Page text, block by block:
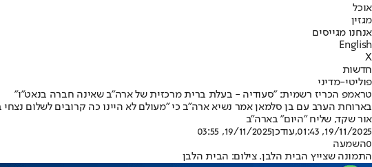
אוכל
מגזין
אנחנו מגייסים
English
X
חדשות
פוליטי-מדיני
טראמפ הכריז רשמית: "סעודיה - בעלת ברית מרכזית של ארה"ב שאינה חברה בנאט"ו"
בארוחת הערב עם בן סלמאן אמר נשיא ארה"ב כי "מעולם לא היינו כה קרובים לשלום
אור שקד, שליח "היום" בארה"ב
19/11/2025, 01:43
,עודכן19/11/2025, 03:55
0השמעה
התמונה שצייץ הבית הלבן. צילום: הבית הלבן